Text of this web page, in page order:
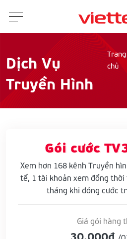
Dịch Vụ
Truyền Hình
Trang
chủ
Gói cước
Xem hơn 168 kênh Truyền
tế, 1 tài khoản xem đồng
tháng khi đóng cước
Giá gói hàng
30.000đ